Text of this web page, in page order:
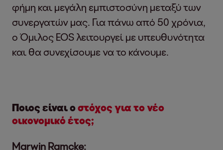
φήμη και μεγάλη εμπιστοσύνη μεταξύ των
συνεργατών μας. Για πάνω από 50 χρόνια,
ο Όμιλος EOS λειτουργεί με υπευθυνότητα
και θα συνεχίσουμε να το κάνουμε.
Ποιος είναι οστόχος για το νέο
οικονομικό έτος;
Marwin Ramcke: